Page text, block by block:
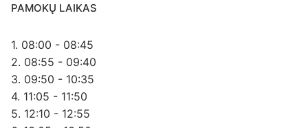
PAMOKŲ LAIKAS
1. 08:00 - 08:45
2. 08:55 - 09:40
3. 09:50 - 10:35
4. 11:05 - 11:50
5. 12:10 - 12:55